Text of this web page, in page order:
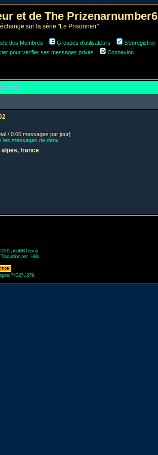
et de The Prizenarnumber6
sur la série "Le Prisonnier"
des Membres Groupes d'utilisateurs
S'enregistrer
pour vérifier ses messages privés Connexion
dany
/ 0.00 messages par jour]
les messages de dany
alpes, france
phpBB Group
Traduction par :Hélix
74327 / 279